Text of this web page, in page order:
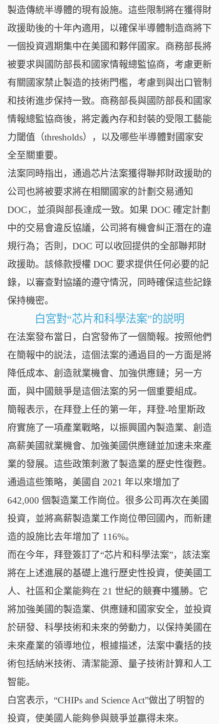
製造傳統半導體的現有設施。這些限制將在獲得財
政援助後的十年內適用，以確保半導體制造商將下
一個投資週期集中在美國和夥伴國家。商務部長將
被要求與國防部長和國家情報總監協商，考慮更新
有關國家禁止製造的技術門檻，考慮到與出口管制
和技術進步保持一致。商務部長與國防部長和國家
情報總監協商後，將定義內存和封裝的受限工藝能
力閾值（thresholds），以及哪些半導體對國家安
全至關重要。
法案同時指出，通過芯片法案獲得聯邦財政援助的
公司也將被要求將在相關國家的計劃交易通知
DOC，並須與部長達成一致。如果 DOC 確定計劃
中的交易會違反協議，公司將有機會糾正潛在的違
規行為；否則，DOC 可以收回提供的全部聯邦財
政援助。該條款授權 DOC 要求提供任何必要的記
錄，以審查對協議的遵守情況，同時確保這些記錄
保持機密。
白宮對“芯片和科學法案”的説明
在法案發布當日，白宮發佈了一個簡報。按照他們
在簡報中的説法，這個法案的通過目的一方面是將
降低成本、創造就業機會、加強供應鏈；另一方
面，與中國競爭是這個法案的另一個重要組成。
簡報表示，在拜登上任的第一年，拜登-哈里斯政
府實施了一項產業戰略，以振興國內製造業、創造
高薪美國就業機會、加強美國供應鏈並加速未來產
業的發展。這些政策刺激了製造業的歷史性復甦。
通過這些策略，美國自 2021 年以來增加了
642,000 個製造業工作崗位。很多公司再次在美國
投資，並將高薪製造業工作崗位帶回國內，而新建
造的設施比去年增加了 116%。
而在今年，拜登簽訂了“芯片和科學法案”，該法案
將在上述進展的基礎上進行歷史性投資，使美國工
人、社區和企業能夠在 21 世紀的競賽中獲勝。它
將加強美國的製造業、供應鏈和國家安全，並投資
於研發、科學技術和未來的勞動力，以保持美國在
未來產業的領導地位，根據描述，法案中囊括的技
術包括納米技術、清潔能源、量子技術計算和人工
智能。
白宮表示，“CHIPs and Science Act”做出了明智的
投資，使美國人能夠參與競爭並贏得未來。